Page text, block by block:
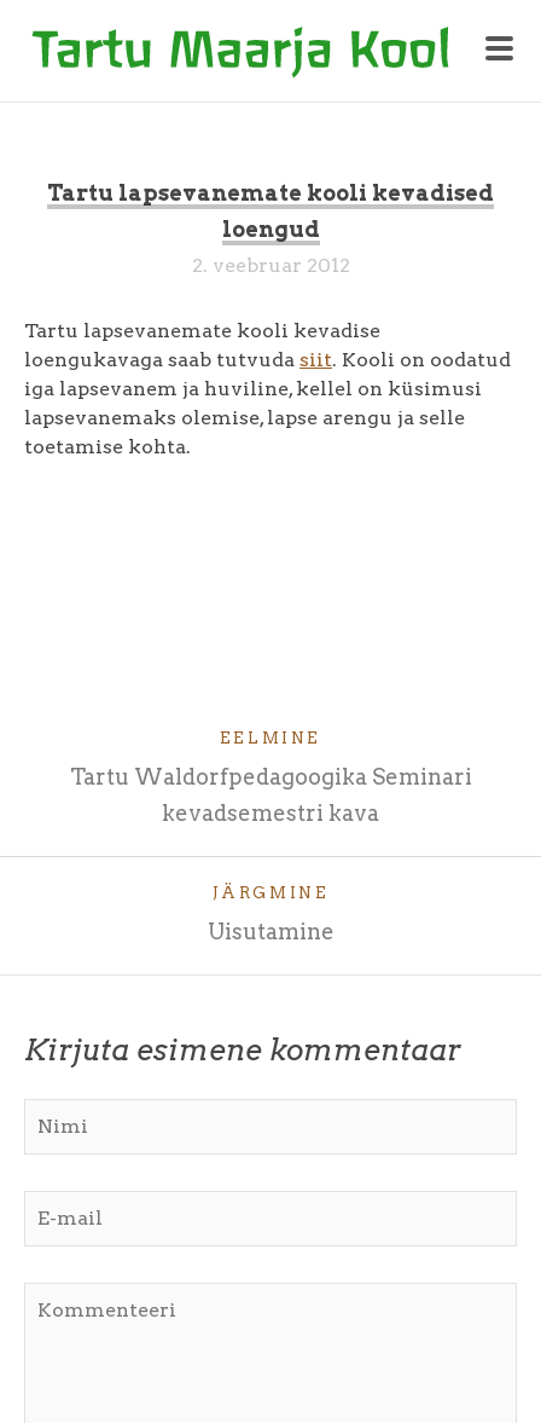
Tartu lapsevanemate kooli kevadised
loengud
2. veebruar 2012
Tartu lapsevanemate kooli kevadise
loengukavaga saab tutvuda siit. Kooli on oodatud
iga lapsevanem ja huviline, kellel on küsimusi
lapsevanemaks olemise, lapse arengu ja selle
toetamise kohta.
EELMINE
Tartu Waldorfpedagoogika Seminari
kevadsemestri kava
JÄRGMINE
Uisutamine
Kirjuta esimene kommentaar